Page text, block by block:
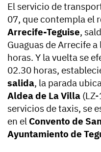
El servicio de
07, que contempla el
Arrecife-Teguise,
Guaguas de Arrecife
horas. Y la vuelta se
02.30 horas,
salida, la parada
Aldea de La Villa
servicios de taxis, se
en el Convento de
Ayuntamiento de